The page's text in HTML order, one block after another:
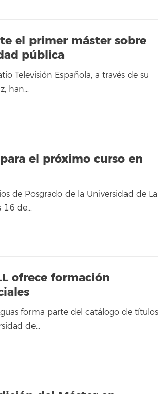
el primer máster sobre
pública
Televisión Española, a través de su
han…
el próximo curso en
de Posgrado de la Universidad de La
16 de…
ofrece formación
forma parte del catálogo de títulos
de…